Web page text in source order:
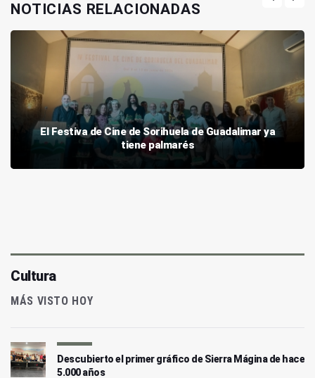
NOTICIAS RELACIONADAS
El Festiva de Cine de Sorihuela de Guadalimar ya
tiene palmarés
Cultura
MÁS VISTO HOY
Descubierto el primer gráfico de Sierra Mágina de hace
5.000 años